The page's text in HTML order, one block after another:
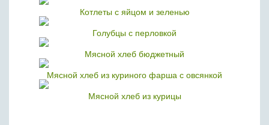
Котлеты с яйцом и зеленью
Голубцы с перловкой
Мясной хлеб бюджетный
Мясной хлеб из куриного фарша с овсянкой
Мясной хлеб из курицы